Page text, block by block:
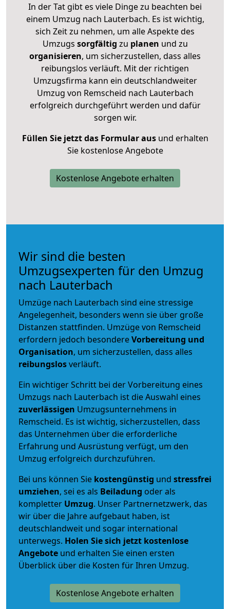
In der Tat gibt es viele Dinge zu beachten bei
einem Umzug nach Lauterbach. Es ist wichtig,
sich Zeit zu nehmen, um alle Aspekte des
Umzugs sorgfältig zu planen und zu
organisieren, um sicherzustellen, dass alles
reibungslos verläuft. Mit der richtigen
Umzugsfirma kann ein deutschlandweiter
Umzug von Remscheid nach Lauterbach
erfolgreich durchgeführt werden und dafür
sorgen wir.
Füllen Sie jetzt das Formular ausund erhalten
Sie kostenlose Angebote
Kostenlose Angebote erhalten
Wir sind die besten
Umzugsexperten für den Umzug
nach Lauterbach
Umzüge nach Lauterbach sind eine stressige
Angelegenheit, besonders wenn sie über große
Distanzen stattfinden. Umzüge von Remscheid
erfordern jedoch besondereVorbereitung und
Organisation, um sicherzustellen, dass alles
reibungslosverläuft.
Ein wichtiger Schritt bei der Vorbereitung eines
Umzugs nach Lauterbach ist die Auswahl eines
zuverlässigen Umzugsunternehmens in
Remscheid. Es ist wichtig, sicherzustellen, dass
das Unternehmen über die erforderliche
Erfahrung und Ausrüstung verfügt, um den
Umzug erfolgreich durchzuführen.
Bei uns können Sie kostengünstig und stressfrei
umziehen, sei es als Beiladung oder als
kompletter Umzug. Unser Partnernetzwerk, das
wir über die Jahre aufgebaut haben, ist
deutschlandweit und sogar international
unterwegs. Holen Sie sich jetzt kostenlose
Angebote und erhalten Sie einen ersten
Überblick über die Kosten für Ihren Umzug.
Kostenlose Angebote erhalten